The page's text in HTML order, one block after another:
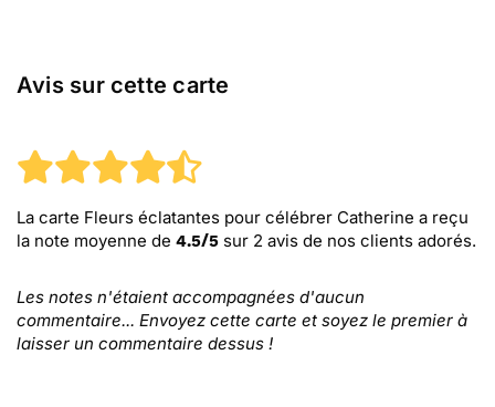
Avis sur cette carte
La carte Fleurs éclatantes pour célébrer Catherine a reçu
la note moyenne de 4.5/5 sur 2 avis de nos clients adorés.
Les notes n'étaient accompagnées d'aucun
commentaire... Envoyez cette carte et soyez le premier à
laisser un commentaire dessus !